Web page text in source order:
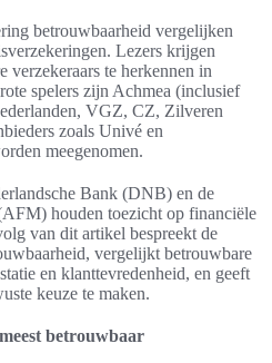
betrouwbaarheid vergelijken
Lezers krijgen
verzekeraars te herkennen in
spelers zijn Achmea (inclusief
VGZ, CZ, Zilveren
zoals Univé en
meegenomen.
Bank (DNB) en de
houden toezicht op financiële
van dit artikel bespreekt de
vergelijkt betrouwbare
en klanttevredenheid, en geeft
keuze te maken.
betrouwbaar